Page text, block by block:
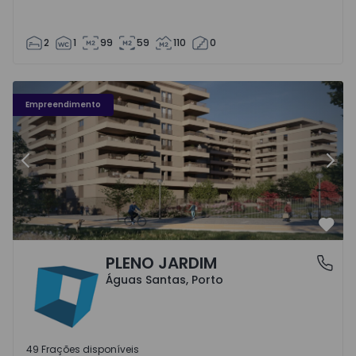
2 1 99 59 110 0
Empreendimento
Fachada PLENO JARDIM - 3
Anterior
Águas Santas, PortoPLENO JARDIM
Águas Santas, Porto
49 Frações disponíveis